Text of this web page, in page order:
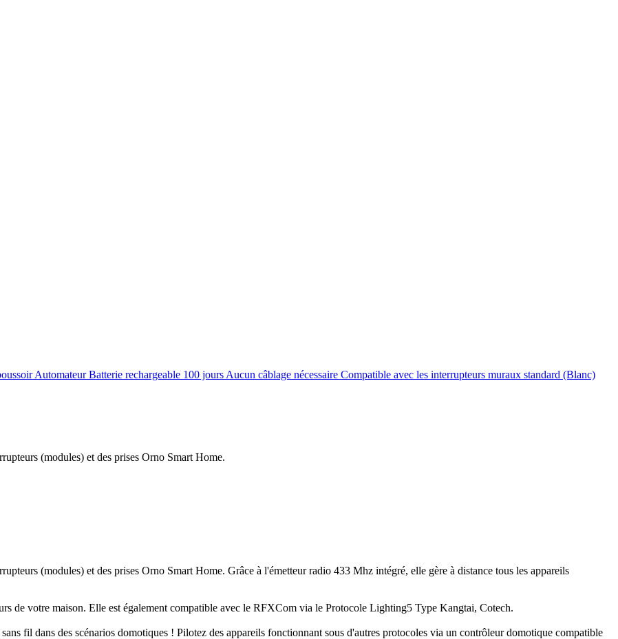
Automateur Batterie rechargeable 100 jours Aucun câblage nécessaire Compatible avec les interrupteurs muraux standard (Blanc)
(modules) et des prises Orno Smart Home.
(modules) et des prises Orno Smart Home. Grâce à l'émetteur radio 433 Mhz intégré, elle gère à distance tous les appareils
de votre maison. Elle est également compatible avec le RFXCom via le Protocole Lighting5 Type Kangtai, Cotech.
fil dans des scénarios domotiques ! Pilotez des appareils fonctionnant sous d'autres protocoles via un contrôleur domotique compatible